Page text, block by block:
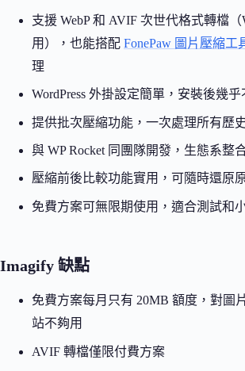
支援 WebP 和 AVIF 次世代格式轉檔（
用），也能搭配 FonePaw 圖片壓縮工
理
WordPress 外掛設定簡單，安裝後幾
提供批次壓縮功能，一次處理所有歷
與 WP Rocket 同團隊開發，生態系整
壓縮前後比較功能實用，可隨時還原
免費方案可無限期使用，適合測試和
Imagify 缺點
免費方案每月只有 20MB 額度，對圖
站不夠用
AVIF 轉檔僅限付費方案